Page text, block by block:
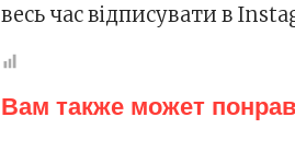
весь час відписувати в
Вам также может